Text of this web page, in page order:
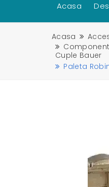
Acasa
Acasa
Cuple Bauer
Paleta